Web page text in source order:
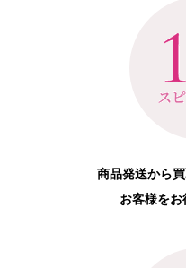
商品発送から
お客様をお